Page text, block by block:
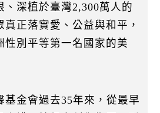
、深植於臺灣2,300萬人的
正落實愛、公益與和平，
性別平等第一名國家的美
基金會過去35年來，從最早